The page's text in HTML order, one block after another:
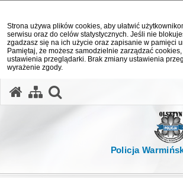
Strona używa plików cookies, aby ułatwić
serwisu oraz do celów statystycznych. Jeśli nie
zgadzasz się na ich użycie oraz zapisanie w pamięci
Pamiętaj, że możesz samodzielnie zarządzać
ustawienia przeglądarki. Brak zmiany ustawienia
wyrażenie zgody.
Policja